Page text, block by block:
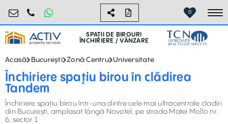
birouri@activpropertyservices.ro
0724.584.442 0
SPAȚII DE BIROURI
ÎNCHIRIERE / VÂNZARE
Acasă București Zonă Centru Universitate
Închiriere spațiu birou în clădirea
Tandem
Închiriere spațiu birou într-una dintre cele mai ultracentrale cladiri
din București, amplasat lângă Novotel, pe strada Matei Mollo nr.
6, sector 1